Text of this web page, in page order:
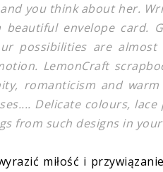
you think about her.
envelope card.
possibilities are
LemonCraft
romanticism and
Delicate colours,
from such designs in
miłość i